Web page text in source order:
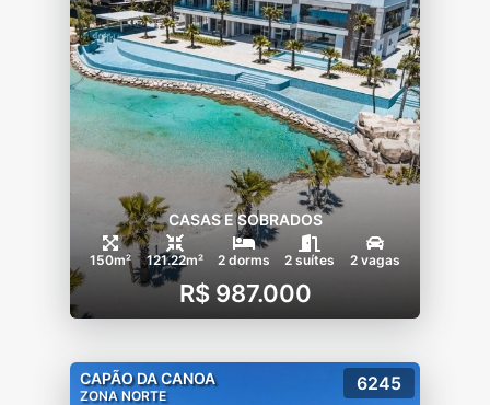
CASAS E SOBRADOS
150m² 121.22m² 2 dorms 2 suítes 2 vagas
R$ 987.000
CAPÃO DA CANOA
ZONA NORTE
6245